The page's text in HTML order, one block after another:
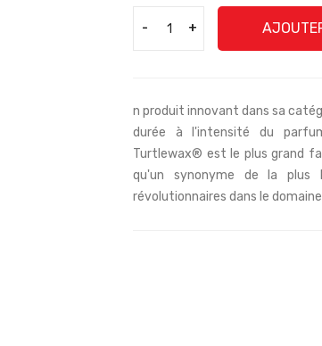
- +
n produit innovant dans sa
durée à l'intensité du
Turtlewax® est le plus grand
qu'un synonyme de la plus
révolutionnaires dans le